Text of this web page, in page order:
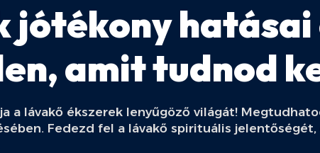
jótékony
amit tudnod
a lávakő ékszerek lenyűgöző világát!
Fedezd fel a lávakő spirituális